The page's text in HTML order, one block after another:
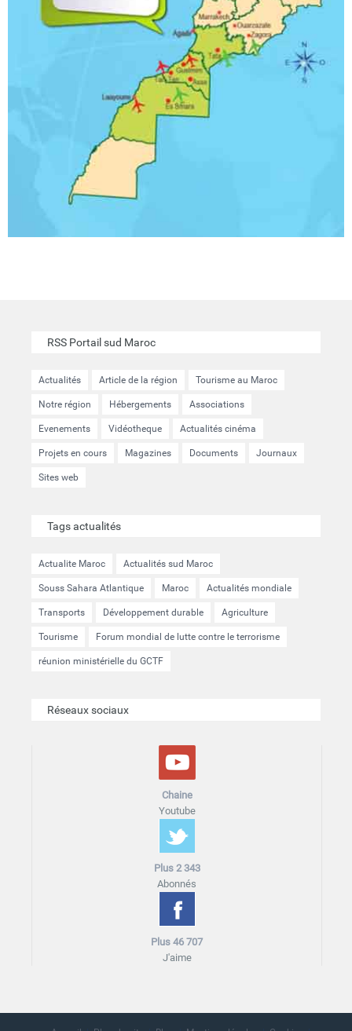
RSS Portail sud Maroc
Actualités Article de la région Tourisme au Maroc
Notre région Hébergements Associations
Evenements Vidéotheque Actualités cinéma
Projets en cours Magazines Documents Journaux
Sites web
Tags actualités
Actualite Maroc Actualités sud Maroc
Souss Sahara Atlantique Maroc Actualités mondiale
Transports Développement durable Agriculture
Tourisme Forum mondial de lutte contre le terrorisme
réunion ministérielle du GCTF
Réseaux sociaux
Chaine
Youtube
Plus 2 343
Abonnés
Plus 46 707
J'aime